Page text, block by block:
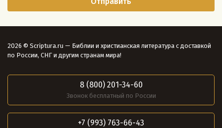
2026 © Scriptura.ru — Библии и христианская литература с доставкой
по России, СНГ и другим странам мира!
8 (800) 201-34-60
Звонок бесплатный по России
+7 (993) 763-66-43